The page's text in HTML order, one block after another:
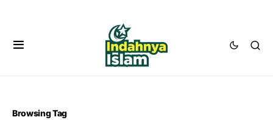
Browsing Tag